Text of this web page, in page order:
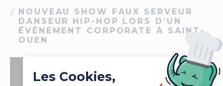
Les Cookies,
NOUVEAU SHOW FAUX SERVEUR
DANSEUR HIP-HOP LORS D’UN
ÉVÉNEMENT CORPORATE À SAINT-
OUEN